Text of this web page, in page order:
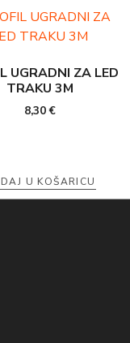
UGRADNI ZA LED
TRAKU 3M
8,30€
U KOŠARICU